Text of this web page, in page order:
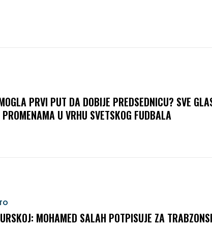
PRVI PUT DA DOBIJE PREDSEDNICU? SVE
U VRHU SVETSKOG FUDBALA
MOHAMED SALAH POTPISUJE ZA